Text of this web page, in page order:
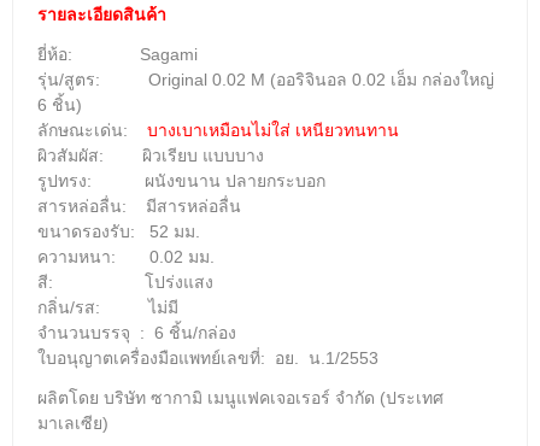
รายละเอียดสินค้า
ยี่ห้อ: Sagami
รุ่น/สูตร: Original 0.02 M (ออริจินอล 0.02 เอ็ม กล่องใหญ่
6 ชิ้น)
ลักษณะเด่น: บางเบาเหมือนไม่ใส่ เหนียวทนทาน
ผิวสัมผัส: ผิวเรียบ แบบบาง
รูปทรง: ผนังขนาน ปลายกระบอก
สารหล่อลื่น: มีสารหล่อลื่น
ขนาดรองรับ: 52 มม.
ความหนา: 0.02 มม.
สี: โปร่งแสง
กลิ่น/รส: ไม่มี
จำนวนบรรจุ : 6 ชิ้น/กล่อง
ใบอนุญาตเครื่องมือแพทย์เลขที่: อย. น.1/2553
ผลิตโดย บริษัท ซากามิ เมนูแฟคเจอเรอร์ จำกัด (ประเทศ
มาเลเซีย)